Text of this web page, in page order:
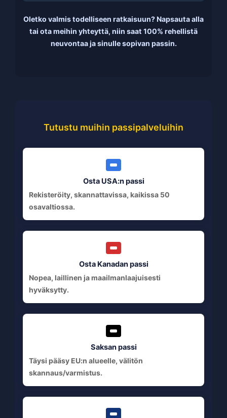
Oletko valmis todelliseen ratkaisuun? Napsauta alla
tai ota meihin yhteyttä, niin saat 100% rehellistä
neuvontaa ja sinulle sopivan passin.
Tutustu muihin passipalveluihin
Osta USA:n passi
Rekisteröity, skannattavissa, kaikissa 50
osavaltiossa.
Osta Kanadan passi
Nopea, laillinen ja maailmanlaajuisesti
hyväksytty.
Saksan passi
Täysi pääsy EU:n alueelle, välitön
skannaus/varmistus.